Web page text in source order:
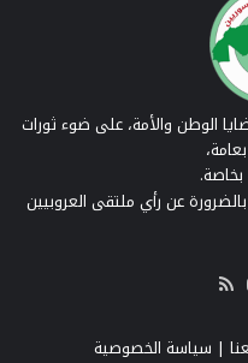
الوطن والأمة، على ضوء ثورات
بخاصة.
بالضرورة عن رأي ملتقى العروبيين
‫YouTube
RSS
| سياسة الخصوصية